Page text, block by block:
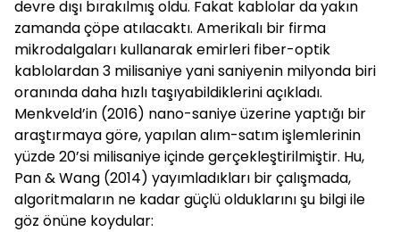
devre dışı bırakılmış oldu. Fakat kablolar da yakın
zamanda çöpe atılacaktı. Amerikalı bir firma
mikrodalgaları kullanarak emirleri fiber-optik
kablolardan 3 milisaniye yani saniyenin milyonda biri
oranında daha hızlı taşıyabildiklerini açıkladı.
Menkveld’in (2016) nano-saniye üzerine yaptığı bir
araştırmaya göre, yapılan alım-satım işlemlerinin
yüzde 20’si milisaniye içinde gerçekleştirilmiştir. Hu,
Pan & Wang (2014) yayımladıkları bir çalışmada,
algoritmaların ne kadar güçlü olduklarını şu bilgi ile
göz önüne koydular: